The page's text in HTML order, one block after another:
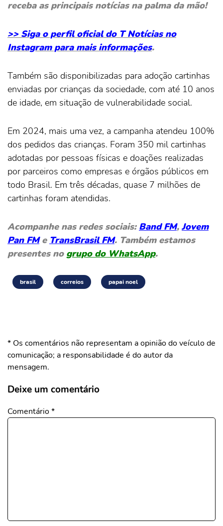
receba as principais notícias na palma da mão!
>> Siga o perfil oficial do T Notícias no
Instagram para mais informações.
Também são disponibilizadas para adoção cartinhas
enviadas por crianças da sociedade, com até 10 anos
de idade, em situação de vulnerabilidade social.
Em 2024, mais uma vez, a campanha atendeu 100%
dos pedidos das crianças. Foram 350 mil cartinhas
adotadas por pessoas físicas e doações realizadas
por parceiros como empresas e órgãos públicos em
todo Brasil. Em três décadas, quase 7 milhões de
cartinhas foram atendidas.
Acompanhe nas redes sociais: Band FM, Jovem
Pan FMe TransBrasil FM. Também estamos
presentes no grupo do WhatsApp.
brasil correios papai noel
* Os comentários não representam a opinião do veículo de
comunicação; a responsabilidade é do autor da
mensagem.
Deixe um comentário
Comentário*